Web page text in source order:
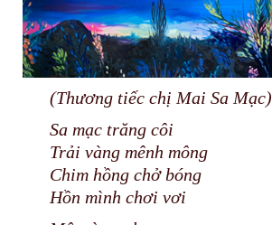
(Thương tiếc chị Mai Sa Mạc)
Sa mạc trăng côi
Trải vàng mênh mông
Chim hồng chở bóng
Hồn mình chơi vơi